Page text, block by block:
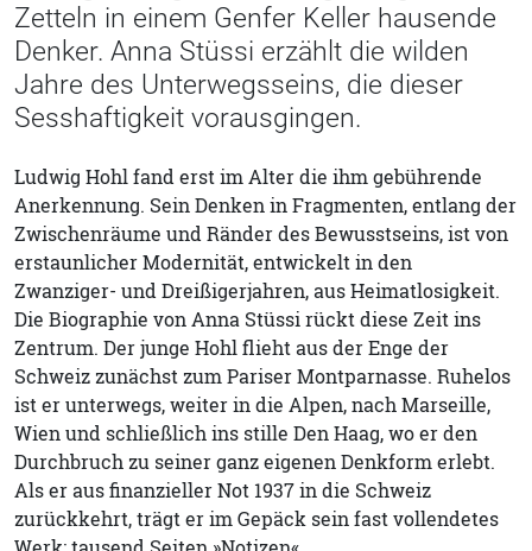
Zetteln in einem Genfer Keller hausende
Denker. Anna Stüssi erzählt die wilden
Jahre des Unterwegsseins, die dieser
Sesshaftigkeit vorausgingen.
Ludwig Hohl fand erst im Alter die ihm gebührende
Anerkennung. Sein Denken in Fragmenten, entlang der
Zwischenräume und Ränder des Bewusstseins, ist von
erstaunlicher Modernität, entwickelt in den
Zwanziger- und Dreißigerjahren, aus Heimatlosigkeit.
Die Biographie von Anna Stüssi rückt diese Zeit ins
Zentrum. Der junge Hohl flieht aus der Enge der
Schweiz zunächst zum Pariser Montparnasse. Ruhelos
ist er unterwegs, weiter in die Alpen, nach Marseille,
Wien und schließlich ins stille Den Haag, wo er den
Durchbruch zu seiner ganz eigenen Denkform erlebt.
Als er aus finanzieller Not 1937 in die Schweiz
zurückkehrt, trägt er im Gepäck sein fast vollendetes